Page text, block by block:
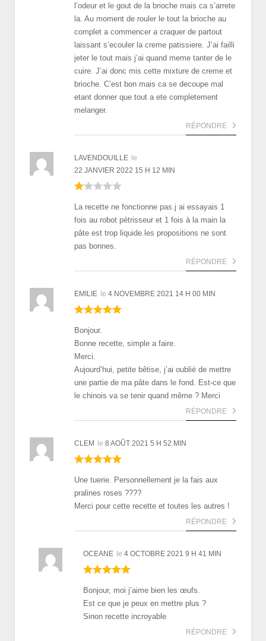
l’odeur et le gout de la brioche mais ca s’arrete
la. Au moment de rouler le tout la brioche au
complet a commencer a craquer de partout
laissant s’ecouler la creme patissiere. J’ai failli
jeter le tout mais j’ai quand meme tanter de le
cuire. J’ai donc mis cette mixture de creme et
brioche. C’est bon mais ca se decoupe mal
etant donner que tout a ete completement
melanger.
RÉPONDRE
LAVENDOUILLE le
22 JANVIER 2022 15 H 12 MIN
La recette ne fonctionne pas.j ai essayais 1
fois au robot pétrisseur et 1 fois à la main la
pâte est trop liquide.les propositions ne sont
pas bonnes.
RÉPONDRE
EMILIE le 4 NOVEMBRE 2021 14 H 00 MIN
Bonjour.
Bonne recette, simple a faire.
Merci.
Aujourd’hui, petite bêtise, j’ai oublié de mettre
une partie de ma pâte dans le fond. Est-ce que
le chinois va se tenir quand même ? Merci
RÉPONDRE
CLEM le 8 AOÛT 2021 5 H 52 MIN
Une tuerie. Personnellement je la fais aux
pralines roses ????
Merci pour cette recette et toutes les autres !
RÉPONDRE
OCEANE le 4 OCTOBRE 2021 9 H 41 MIN
Bonjour, moi j’aime bien les œufs.
Est ce que je peux en mettre plus ?
Sinon recette incroyable
RÉPONDRE